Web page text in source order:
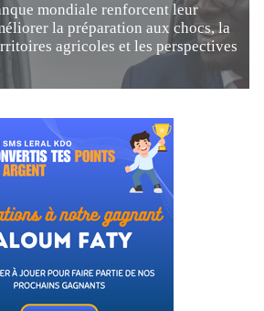
mondiale renforcent leur
la préparation aux chocs, la
agricoles et les perspectives